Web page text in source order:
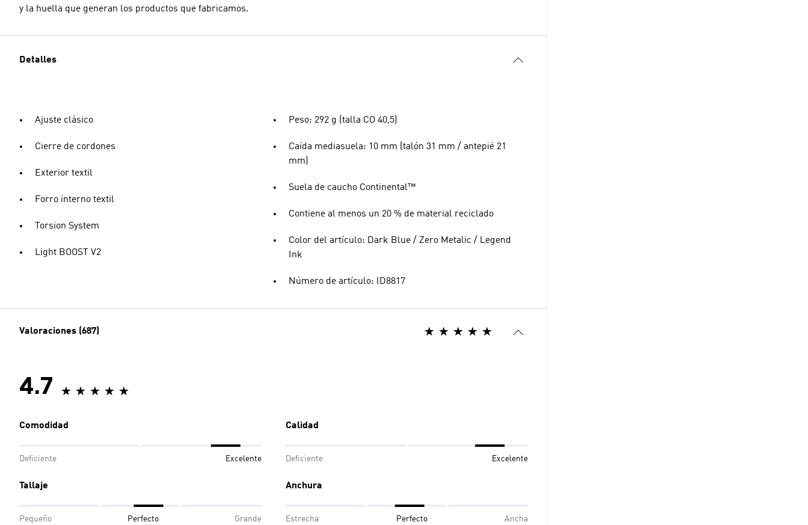
y la huella que generan los productos que fabricamos.
Detalles
Ajuste clásico
Cierre de cordones
Exterior textil
Forro interno textil
Torsion System
Light BOOST V2
Peso: 292 g (talla CO 40,5)
Caída mediasuela: 10 mm (talón 31 mm / antepié 21
mm)
Suela de caucho Continental™
Contiene al menos un 20 % de material reciclado
Color del artículo: Dark Blue / Zero Metalic / Legend
Ink
Número de artículo: ID8817
Valoraciones (687)
4.7
Comodidad
Deficiente Excelente
Calidad
Deficiente Excelente
Tallaje
Pequeño Perfecto Grande
Anchura
Estrecha Perfecto Ancha